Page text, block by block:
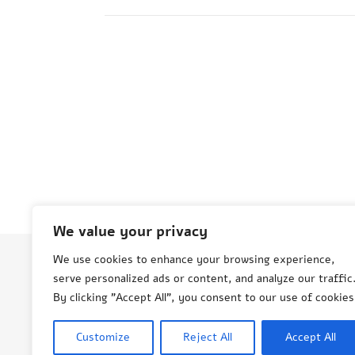
We value your privacy
We use cookies to enhance your browsing experience,
serve personalized ads or content, and analyze our traffic.
By clicking "Accept All", you consent to our use of
Customize Reject All Accept All
© Aneta Grenda Życie i podróże